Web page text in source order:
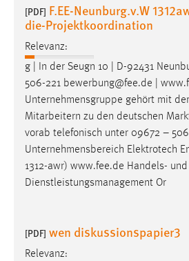
[PDF] F.EE-Neunburg.v.W
die-Projektkoordination
Relevanz:
g | In der Seugn 10 | D-92431
506-221 bewerbung@fee.de |
Unternehmensgruppe gehört mit
Mitarbeitern zu den deutschen
vorab telefonisch unter 09672 –
Unternehmensbereich Elektrotech
1312-awr) www.fee.de Handels- und
Dienstleistungsmanagement Or
[PDF] wen diskussionspapier3
Relevanz: